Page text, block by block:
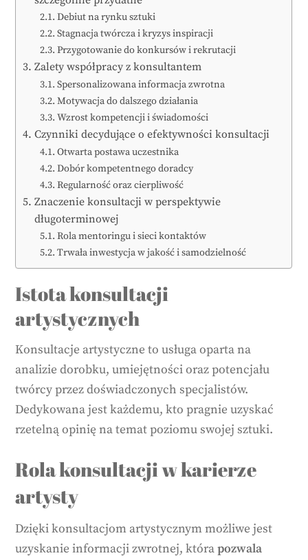
Debiut na rynku sztuki
Stagnacja twórcza i kryzys inspiracji
Przygotowanie do konkursów i rekrutacji
Zalety współpracy z konsultantem
Spersonalizowana informacja zwrotna
Motywacja do dalszego działania
Wzrost kompetencji i świadomości
Czynniki decydujące o efektywności konsultacji
Otwarta postawa uczestnika
Dobór kompetentnego doradcy
Regularność oraz cierpliwość
Znaczenie konsultacji w perspektywie
długoterminowej
Rola mentoringu i sieci kontaktów
Trwała inwestycja w jakość i samodzielność
Istota konsultacji
artystycznych
Konsultacje artystyczne to usługa oparta na
analizie dorobku, umiejętności oraz potencjału
twórcy przez doświadczonych specjalistów.
Dedykowana jest każdemu, kto pragnie uzyskać
rzetelną opinię na temat poziomu swojej sztuki.
Rola konsultacji w karierze
artysty
Dzięki konsultacjom artystycznym możliwe jest
uzyskanie informacji zwrotnej, którapozwala